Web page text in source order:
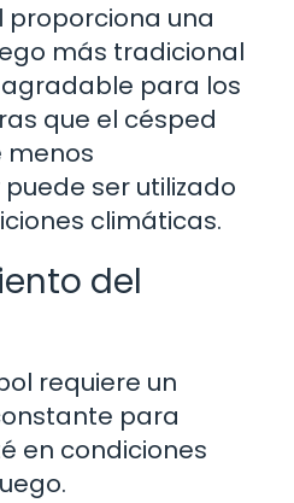
proporciona una
más tradicional
para los
que el césped
menos
ser utilizado
climáticas.
del
requiere un
para
en condiciones